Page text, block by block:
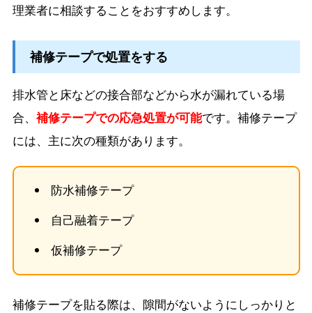
理業者に相談することをおすすめします。
補修テープで処置をする
排水管と床などの接合部などから水が漏れている場
合、 補修テープでの応急処置が可能です。補修テープ
には、主に次の種類があります。
防水補修テープ
自己融着テープ
仮補修テープ
補修テープを貼る際は、隙間がないようにしっかりと